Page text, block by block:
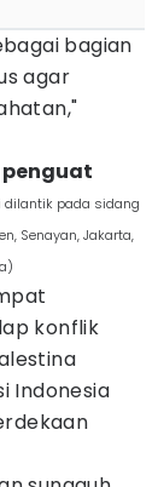
bagian
agar
penguat
dilantik pada sidang
Senayan, Jakarta,
konflik
Indonesia